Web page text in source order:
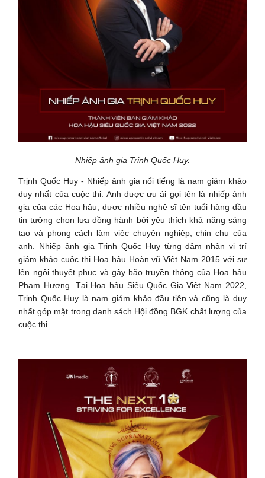
Nhiếp ảnh gia Trịnh Quốc Huy.
Trịnh Quốc Huy - Nhiếp ảnh gia nổi tiếng là nam giám khảo
duy nhất của cuộc thi. Anh được ưu ái gọi tên là nhiếp ảnh
gia của các Hoa hậu, được nhiều nghệ sĩ tên tuổi hàng đầu
tin tưởng chọn lựa đồng hành bởi yêu thích khả năng sáng
tạo và phong cách làm việc chuyên nghiệp, chỉn chu của
anh. Nhiếp ảnh gia Trịnh Quốc Huy từng đảm nhận vị trí
giám khảo cuộc thi Hoa hậu Hoàn vũ Việt Nam 2015 với sự
lên ngôi thuyết phục và gây bão truyền thông của Hoa hậu
Phạm Hương. Tại Hoa hậu Siêu Quốc Gia Việt Nam 2022,
Trịnh Quốc Huy là nam giám khảo đầu tiên và cũng là duy
nhất góp mặt trong danh sách Hội đồng BGK chất lượng của
cuộc thi.